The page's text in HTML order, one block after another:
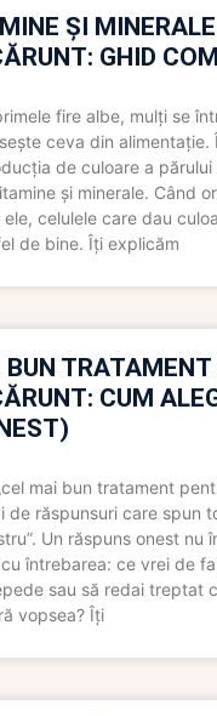
ȘI
GHID
fire albe, mulți se
ceva din alimentație.
de culoare a
și minerale. Când
celulele care dau
de bine. Îți explicăm
TRATAMENT
CUM
mai bun tratament
de răspunsuri care spun
Un răspuns onest nu
întrebarea: ce vrei de
sau să redai treptat
vopsea? Îți